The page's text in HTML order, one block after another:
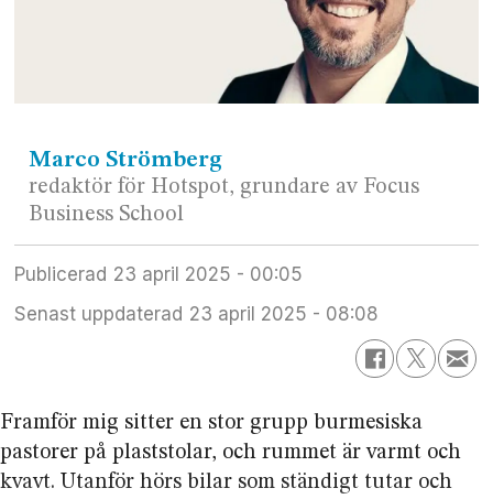
Marco Strömberg
redaktör för Hotspot, grundare av Focus
Business School
Publicerad
23 april 2025 - 00:05
Senast uppdaterad
23 april 2025 - 08:08
Framför mig sitter en stor grupp burme­siska
pastorer på plaststolar, och rummet är varmt och
kvavt. Utanför hörs bilar som ständigt tutar och